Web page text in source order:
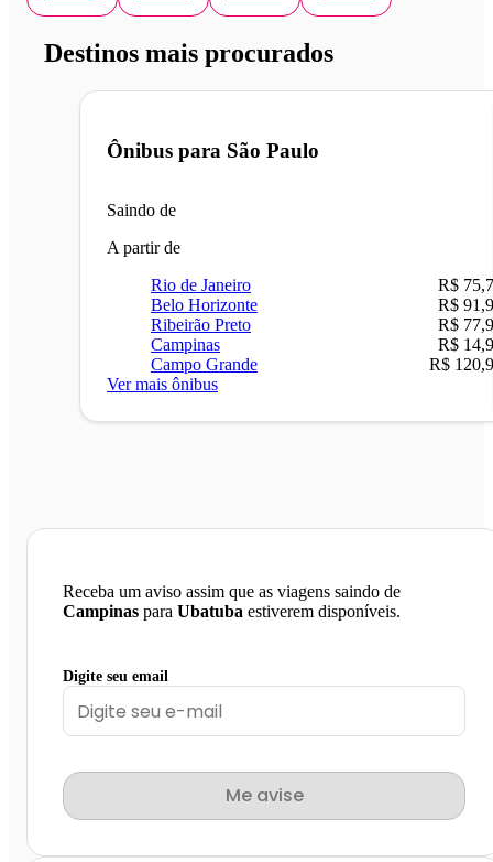
Destinos mais procurados
Ônibus para São Paulo
Saindo de
A partir de
Rio de Janeiro
R$
Belo Horizonte
R$
Ribeirão Preto
R$
Campinas
R$
Campo Grande
R$
Ver mais ônibus
Receba um aviso assim que as viagens saindo de
Campinas para Ubatuba estiverem disponíveis.
Digite seu email
Me avise